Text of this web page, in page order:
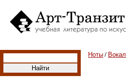
Ноты/ Вокал